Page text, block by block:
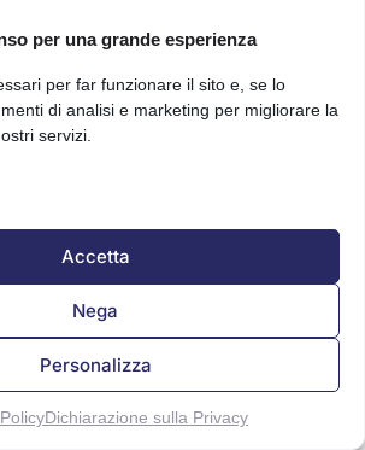
per una grande esperienza
per far funzionare il sito e, se lo
di analisi e marketing per migliorare la
servizi.
Accetta
Nega
Personalizza
Dichiarazione sulla Privacy